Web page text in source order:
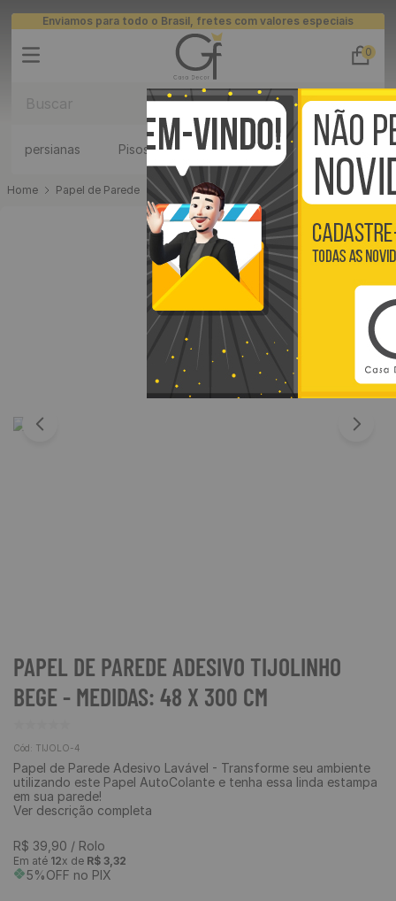
Enviamos para todo o Brasil, fretes com valores especiais
0
persianas Pisos Vinílico Placas 3D ripados
Papel de Parede Papel de Parede Adesivo
PAPEL DE PAREDE ADESIVO TIJOLINHO
BEGE - MEDIDAS: 48 X 300 CM
Cód: TIJOLO-4
Papel de Parede Adesivo Lavável - Transforme seu ambiente
utilizando este Papel AutoColante e tenha essa linda estampa
em sua parede!
Ver descrição completa
R$ 39 90 / Rolo
Em até 12x de R$ 3,32
5%OFF no PIX
TERMOS MAIS BUSCADOS
2º banheiro